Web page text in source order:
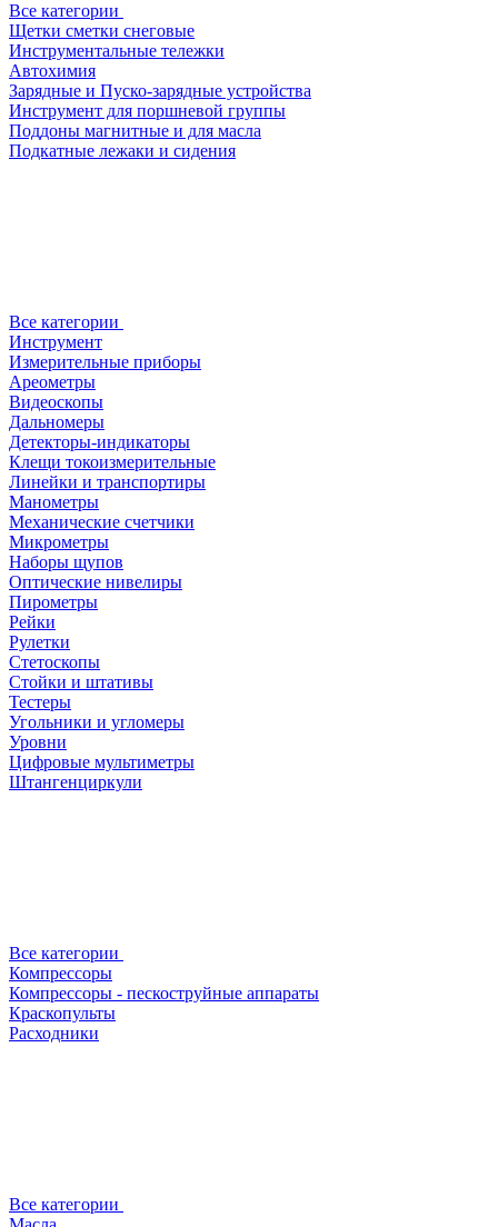
Все категории
Щетки сметки снеговые
Инструментальные тележки
Автохимия
Зарядные и Пуско-зарядные устройства
Инструмент для поршневой группы
Поддоны магнитные и для масла
Подкатные лежаки и сидения
Все категории
Инструмент
Измерительные приборы
Ареометры
Видеоскопы
Дальномеры
Детекторы-индикаторы
Клещи токоизмерительные
Линейки и транспортиры
Манометры
Механические счетчики
Микрометры
Наборы щупов
Оптические нивелиры
Пирометры
Рейки
Рулетки
Стетоскопы
Стойки и штативы
Тестеры
Угольники и угломеры
Уровни
Цифровые мультиметры
Штангенциркули
Все категории
Компрессоры
Компрессоры - пескоструйные аппараты
Краскопульты
Расходники
Все категории